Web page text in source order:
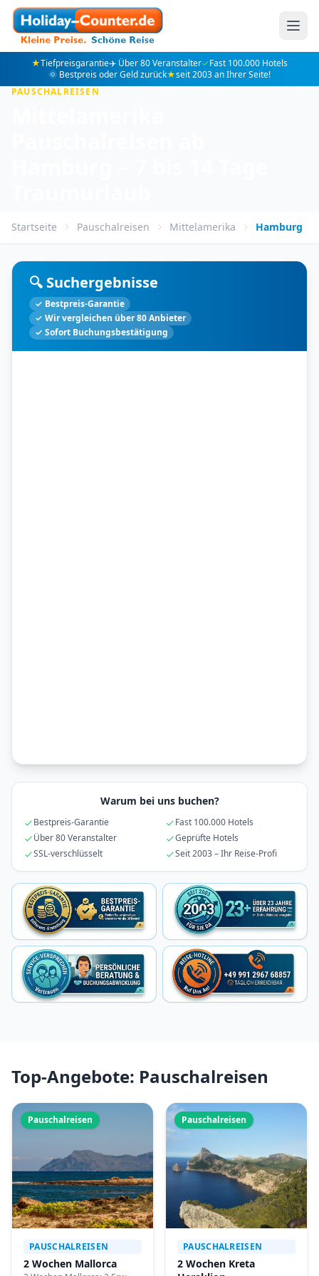
★Tiefpreisgarantie✈️ Über 80 Veranstalter✓Fast 100.000 Hotels
🌞 Bestpreis oder Geld zurück★seit 2003 an Ihrer Seite!
PAUSCHALREISEN
Startseite Pauschalreisen Mittelamerika Hamburg
🔍 Suchergebnisse
✓ Bestpreis-Garantie
✓ Wir vergleichen über 80 Anbieter
✓ Sofort Buchungsbestätigung
Warum bei uns buchen?
Bestpreis-Garantie
Fast 100.000 Hotels
Über 80 Veranstalter
Geprüfte Hotels
SSL-verschlüsselt
Seit 2003 – Ihr Reise-Profi
Top-Angebote: Pauschalreisen
Pauschalreisen
PAUSCHALREISEN
2 Wochen Mallorca
Pauschalreisen
PAUSCHALREISEN
2 Wochen Kreta